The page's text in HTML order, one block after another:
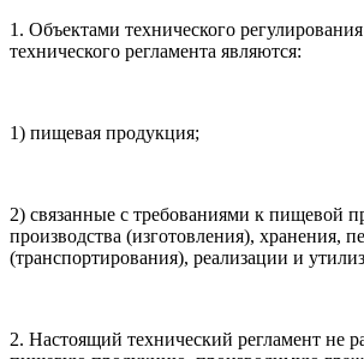
1. Объектами технического
технического регламента являются:
1) пищевая продукция;
2) связанные с требованиями к пищевой
производства (изготовления), хранения,
(транспортирования), реализации и
2. Настоящий технический регламент не